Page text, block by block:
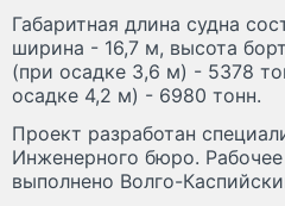
Габаритная длина судна
ширина - 16,7 м, высота
(при осадке 3,6 м) - 5378
осадке 4,2 м) - 6980 тонн.
Проект разработан
Инженерного бюро.
выполнено Волго-